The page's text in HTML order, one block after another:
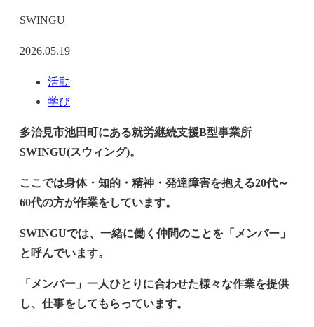
SWINGU
2026.05.19
活動
学び
多治見市池田町にある就労継続支援B型事業所
SWINGU(スウィング)。
ここでは身体・知的・精神・発達障害を抱える20代～
60代の方が作業をしています。
SWINGUでは、一緒に働く仲間のことを「メンバー」
と呼んでいます。
「メンバー」一人ひとりに合わせた様々な作業を提供
し、仕事をしてもらっています。